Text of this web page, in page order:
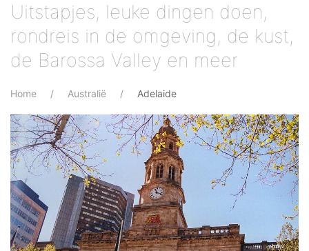
Uitstapjes, leuke dingen doen,
rondreis in de omgeving, de kust,
de Barossa Valley en meer
Home Australië Adelaide